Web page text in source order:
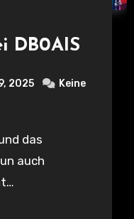
DB0AIS
2025
Keine
auch